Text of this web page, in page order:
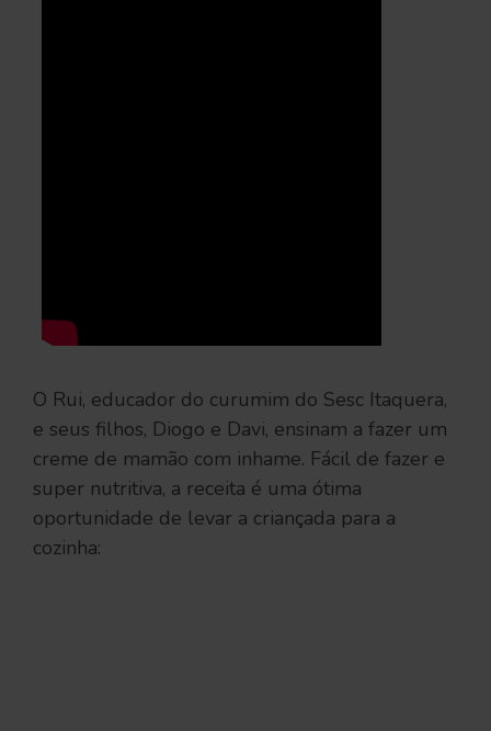
O Rui, educador do curumim do Sesc Itaquera,
e seus filhos, Diogo e Davi, ensinam a fazer um
creme de mamão com inhame. Fácil de fazer e
super nutritiva, a receita é uma ótima
oportunidade de levar a criançada para a
cozinha: